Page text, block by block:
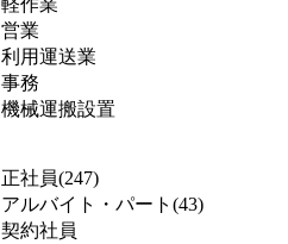
営業
利用運送業
事務
機械運搬設置
正社員(247)
アルバイト・パート(43)
契約社員